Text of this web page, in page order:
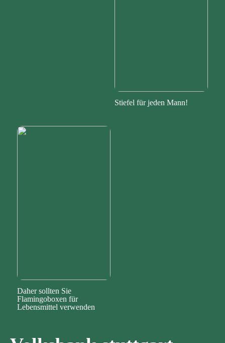
Stiefel für jeden Mann!
Daher sollten Sie
Flamingoboxen für
Lebensmittel verwenden